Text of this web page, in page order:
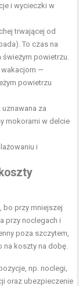
i wycieczki w
trwającej od
To czas na
powietrzu.
wakacjom —
powietrzu
za
mokorami w delcie
i
bo przy mniejszej
przy noclegach i
poza szczytem,
na koszty na dobę.
np. noclegi,
oraz ubezpieczenie